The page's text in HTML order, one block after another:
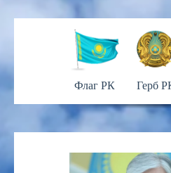
Флаг РК Герб